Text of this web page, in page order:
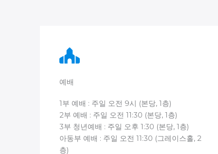
예배
1부 예배 : 주일 오전 9시 (본당, 1층)
2부 예배 : 주일 오전 11:30 (본당, 1층)
3부 청년예배 : 주일 오후 1:30 (본당, 1층)
아동부 예배 : 주일 오전 11:30 (그레이스홀, 2
층)